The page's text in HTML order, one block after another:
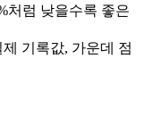
처럼 낮을수록 좋은
기록값, 가운데 점